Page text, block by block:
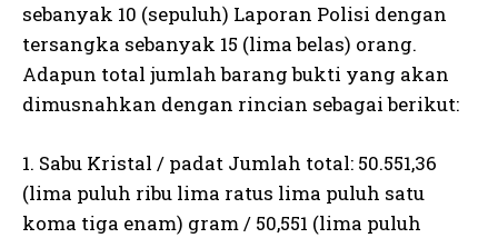
sebanyak 10 (sepuluh) Laporan Polisi dengan
tersangka sebanyak 15 (lima belas) orang.
Adapun total jumlah barang bukti yang akan
dimusnahkan dengan rincian sebagai berikut:
1. Sabu Kristal / padat Jumlah total: 50.551,36
(lima puluh ribu lima ratus lima puluh satu
koma tiga enam) gram / 50,551 (lima puluh